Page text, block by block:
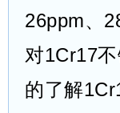
26ppm、
对1Cr17
的了解